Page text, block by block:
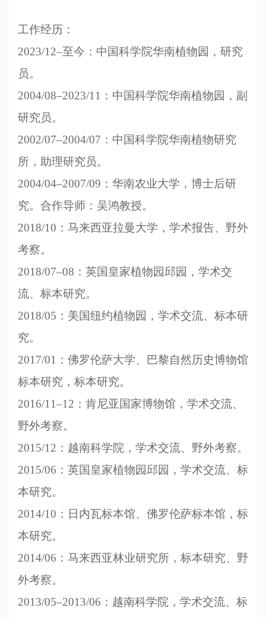
工作经历：
2023/12–至今：中国科学院华南植物园，研究
员。
2004/08–2023/11 ：中国科学院华南植物园，副
研究员。
2002/07–2004/07 ：中国科学院华南植物研究
所，助理研究员。
2004/04–2007/09 ：华南农业大学，博士后研
究。合作导师：吴鸿教授。
2018/10 ：马来西亚拉曼大学，学术报告、野外
考察。
2018/07–08 ：英国皇家植物园邱园，学术交
流、标本研究。
2018/05 ：美国纽约植物园，学术交流、标本研
究。
2017/01 ：佛罗伦萨大学、巴黎自然历史博物馆
标本研究，标本研究。
2016/11–12 ：肯尼亚国家博物馆，学术交流、
野外考察。
2015/12 ：越南科学院，学术交流、野外考察。
2015/06 ：英国皇家植物园邱园，学术交流、标
本研究。
2014/10 ：日内瓦标本馆、佛罗伦萨标本馆，标
本研究。
2014/06 ：马来西亚林业研究所，标本研究、野
外考察。
2013/05–2013/06 ：越南科学院，学术交流、标